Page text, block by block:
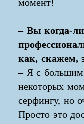
момент!
– Вы когда-
как, скажем,
– Я с большим
некоторых
серфингу, но
Просто это